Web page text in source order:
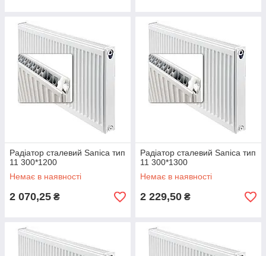
Радіатор сталевий Ѕапіса тип
11 300*1200
Немає в наявності
2 070,25 ₴
Радіатор сталевий Ѕапіса тип
11 300*1300
Немає в наявності
2 229,50 ₴